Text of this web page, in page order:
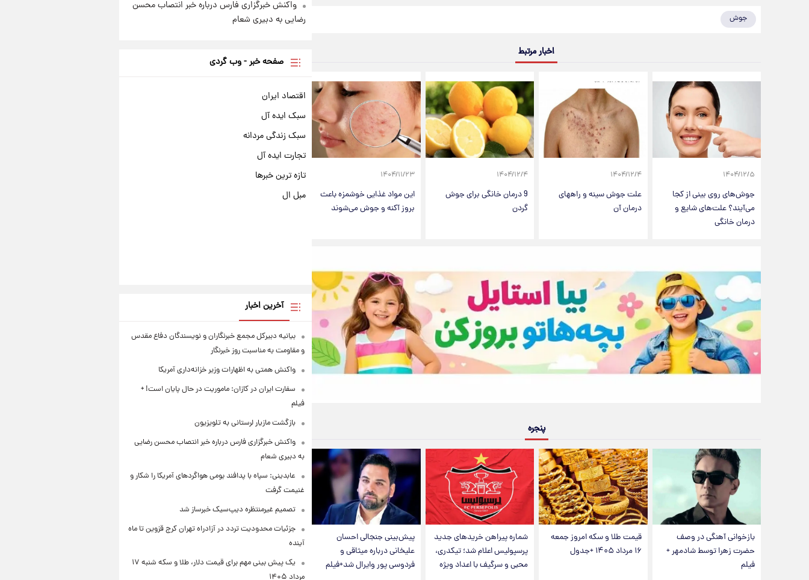
جوش
اخبار مرتبط
۱۴۰۴/۱۲/۵
جوش‌های روی بینی از کجا
می‌آیند؟ علت‌های شایع و
درمان خانگی
۱۴۰۴/۱۲/۴
علت جوش سینه و راههای
درمان آن
۱۴۰۴/۱۲/۴
9 درمان خانگی برای جوش
گردن
۱۴۰۴/۱۱/۲۳
این مواد غذایی خوشمزه باعث
بروز آکنه و جوش می‌شوند
پنجره
بازخوانی آهنگی در وصف
حضرت زهرا توسط شادمهر +
فیلم
قیمت طلا و سکه امروز جمعه
۱۶ مرداد ۱۴۰۵ +جدول
شماره پیراهن خریدهای جدید
پرسپولیس اعلام شد؛ تیکدری،
محبی و سرگیف با اعداد ویژه
پیش‌بینی جنجالی احسان
علیخانی درباره میثاقی و
فردوسی پور وایرال شد+فیلم
واکنش خبرگزاری فارس درباره خبر انتصاب محسن
رضایی به دبیری شعام
صفحه خبر - وب گردی
اقتصاد ایران
سبک ایده آل
سبک زندگی مردانه
تجارت ایده آل
تازه ترین خبرها
مبل ال
آخرین اخبار
بیانیه دبیرکل مجمع خبرنگاران و نویسندگان دفاع مقدس
و مقاومت به مناسبت روز خبرنگار
واکنش همتی به اظهارات وزیر خزانه‌داری آمریکا
سفارت ایران در کازان: ماموریت در حال پایان است! +
فیلم
بازگشت مازیار لرستانی به تلویزیون
واکنش خبرگزاری فارس درباره خبر انتصاب محسن رضایی
به دبیری شعام
عابدینی: سپاه با پدافند بومی هواگردهای آمریکا را شکار و
غنیمت گرفت
تصمیم غیرمنتظره دیپ‌سیک خبرساز شد
جزئیات محدودیت تردد در آزادراه تهران کرج قزوین تا ماه
آینده
یک پیش ‌بینی مهم برای قیمت دلار، طلا و سکه شنبه ۱۷
مرداد ۱۴۰۵